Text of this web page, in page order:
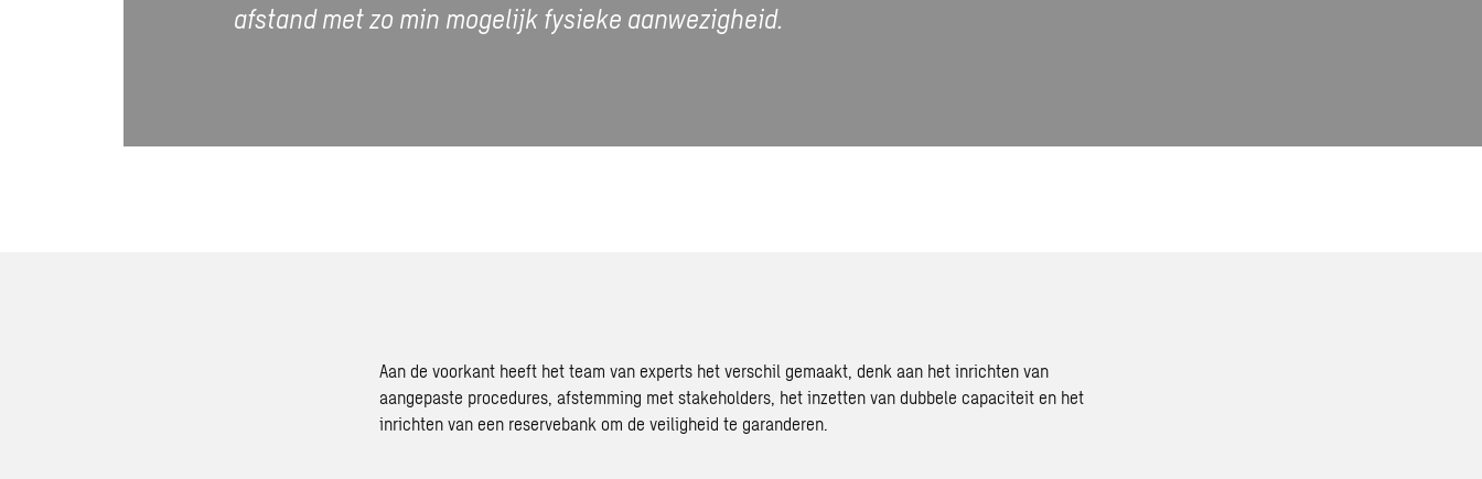
afstand met zo min mogelijk fysieke aanwezigheid.
Aan de voorkant heeft het team van experts het verschil gemaakt, denk aan het inrichten van
aangepaste procedures, afstemming met stakeholders, het inzetten van dubbele capaciteit en het
inrichten van een reservebank om de veiligheid te garanderen.